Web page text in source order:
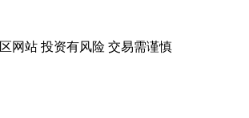
网站 投资有风险 交易需谨慎